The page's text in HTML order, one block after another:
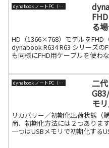
dynabook ノートPC（旧東芝）
る
HD（1366×768）モデルをFHD
dynabook R634 R63 シリーズの
も同様にFHD用ケーブルを使わ
dynabook ノートPC（旧東芝）
二
モ
リカバリー／初期化出荷状態（
尚、初期化方法には２つありま
一つはUSBメモリで初期化する